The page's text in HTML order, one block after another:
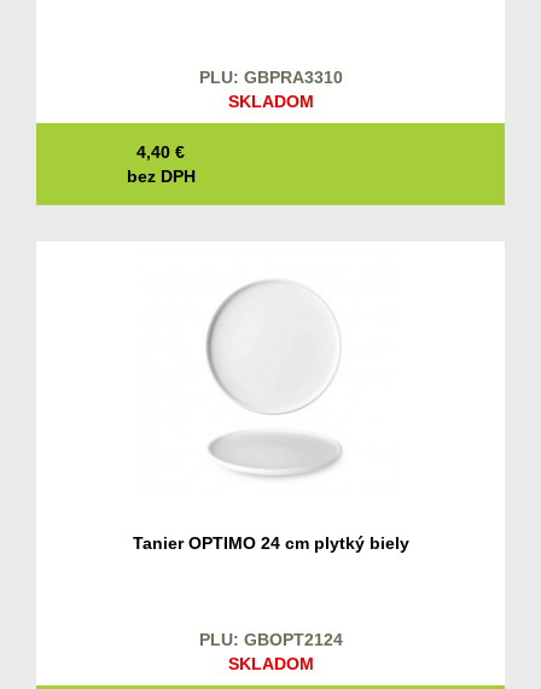
PLU: GBPRA3310
SKLADOM
4,40 €
bez DPH
Tanier OPTIMO 24 cm plytký biely
PLU: GBOPT2124
SKLADOM